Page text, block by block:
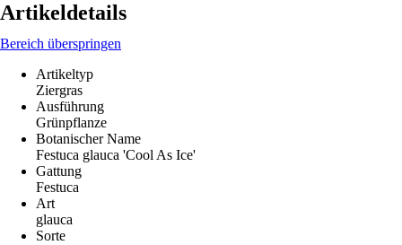
Artikeldetails
Bereich überspringen
Artikeltyp
Ziergras
Ausführung
Grünpflanze
Botanischer Name
Festuca glauca 'Cool As Ice'
Gattung
Festuca
Art
glauca
Sorte